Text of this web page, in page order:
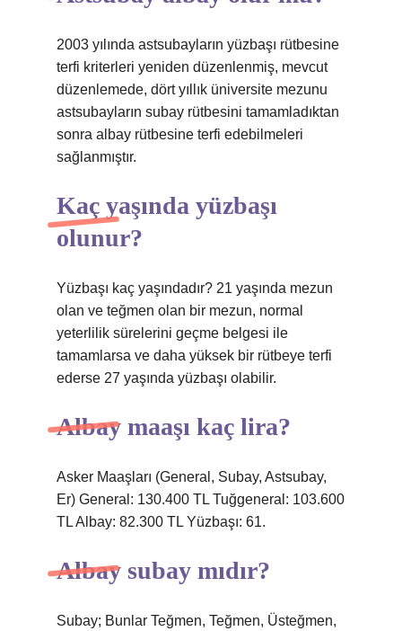
2003 yılında astsubayların yüzbaşı rütbesine
terfi kriterleri yeniden düzenlenmiş, mevcut
düzenlemede, dört yıllık üniversite mezunu
astsubayların subay rütbesini tamamladıktan
sonra albay rütbesine terfi edebilmeleri
sağlanmıştır.
Kaç yaşında yüzbaşı
olunur?
Yüzbaşı kaç yaşındadır? 21 yaşında mezun
olan ve teğmen olan bir mezun, normal
yeterlilik sürelerini geçme belgesi ile
tamamlarsa ve daha yüksek bir rütbeye terfi
ederse 27 yaşında yüzbaşı olabilir.
Albay maaşı kaç lira?
Asker Maaşları (General, Subay, Astsubay,
Er) General: 130.400 TL Tuğgeneral: 103.600
TL Albay: 82.300 TL Yüzbaşı: 61.
Albay subay mıdır?
Subay; Bunlar Teğmen, Teğmen, Üsteğmen,